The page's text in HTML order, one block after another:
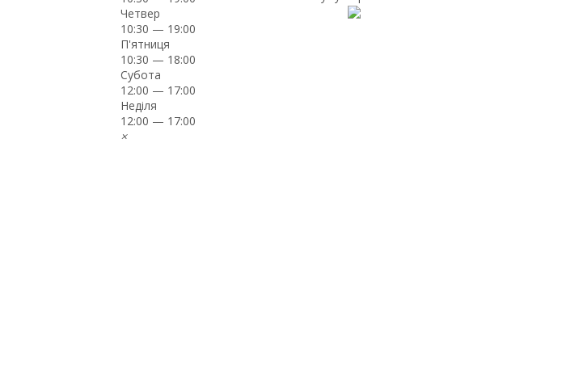
Четвер
10:30 — 19:00
П'ятниця
10:30 — 18:00
Субота
12:00 — 17:00
Неділя
12:00 — 17:00
×